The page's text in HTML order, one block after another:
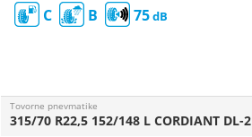
C B 75
Tovorne pnevmatike
315/70 R22,5 152/148 L CORDIANT DL-2